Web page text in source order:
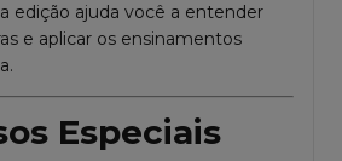
edição ajuda você a entender
e aplicar os ensinamentos
Especiais